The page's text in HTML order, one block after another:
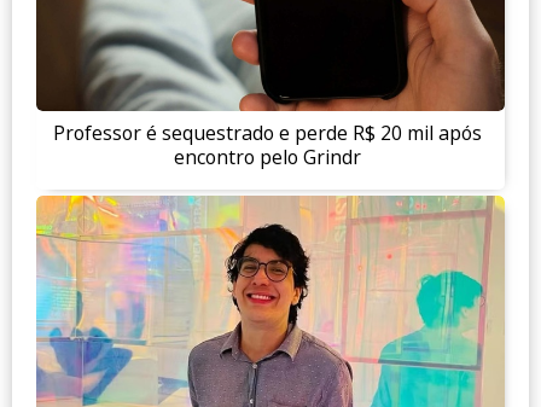
Professor é sequestrado e perde R$ 20 mil após
encontro pelo Grindr